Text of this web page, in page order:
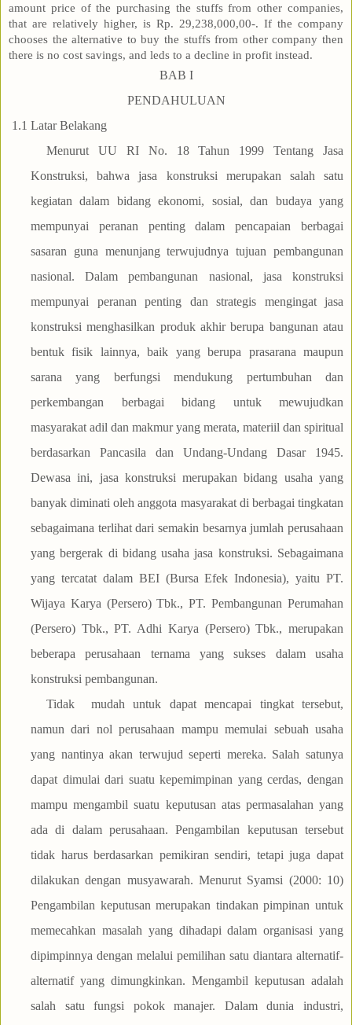
amount price of the purchasing the stuffs from other companies,
that are relatively higher, is Rp. 29,238,000,00-. If the company
chooses the alternative to buy the stuffs from other company then
there is no cost savings, and leds to a decline in profit instead.
BAB I
PENDAHULUAN
1.1 Latar Belakang
Menurut UU RI No. 18 Tahun 1999 Tentang Jasa
Konstruksi, bahwa jasa konstruksi merupakan salah satu
kegiatan dalam bidang ekonomi, sosial, dan budaya yang
mempunyai peranan penting dalam pencapaian berbagai
sasaran guna menunjang terwujudnya tujuan pembangunan
nasional. Dalam pembangunan nasional, jasa konstruksi
mempunyai peranan penting dan strategis mengingat jasa
konstruksi menghasilkan produk akhir berupa bangunan atau
bentuk fisik lainnya, baik yang berupa prasarana maupun
sarana yang berfungsi mendukung pertumbuhan dan
perkembangan berbagai bidang untuk mewujudkan
masyarakat adil dan makmur yang merata, materiil dan spiritual
berdasarkan Pancasila dan Undang-Undang Dasar 1945.
Dewasa ini, jasa konstruksi merupakan bidang usaha yang
banyak diminati oleh anggota masyarakat di berbagai tingkatan
sebagaimana terlihat dari semakin besarnya jumlah perusahaan
yang bergerak di bidang usaha jasa konstruksi. Sebagaimana
yang tercatat dalam BEI (Bursa Efek Indonesia), yaitu PT.
Wijaya Karya (Persero) Tbk., PT. Pembangunan Perumahan
(Persero) Tbk., PT. Adhi Karya (Persero) Tbk., merupakan
beberapa perusahaan ternama yang sukses dalam usaha
konstruksi pembangunan.
Tidak mudah untuk dapat mencapai tingkat tersebut,
namun dari nol perusahaan mampu memulai sebuah usaha
yang nantinya akan terwujud seperti mereka. Salah satunya
dapat dimulai dari suatu kepemimpinan yang cerdas, dengan
mampu mengambil suatu keputusan atas permasalahan yang
ada di dalam perusahaan. Pengambilan keputusan tersebut
tidak harus berdasarkan pemikiran sendiri, tetapi juga dapat
dilakukan dengan musyawarah. Menurut Syamsi (2000: 10)
Pengambilan keputusan merupakan tindakan pimpinan untuk
memecahkan masalah yang dihadapi dalam organisasi yang
dipimpinnya dengan melalui pemilihan satu diantara alternatif-
alternatif yang dimungkinkan. Mengambil keputusan adalah
salah satu fungsi pokok manajer. Dalam dunia industri,